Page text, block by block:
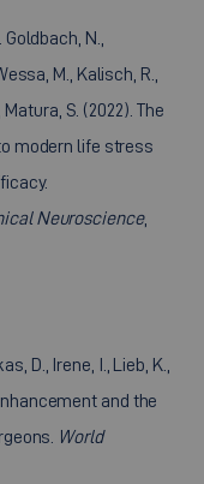
N.,
M., Kalisch, R.,
Matura, S. (2022). The
modern life stress
Neuroscience,
D., Irene, I., Lieb, K.,
and the
World